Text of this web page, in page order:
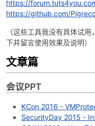
https://
https://github.com/
（这些工具我没有具体试
下并留言使用效果及说明）
文章篇
会议PPT
KCon 2016 -
SecurityDay 2015 -